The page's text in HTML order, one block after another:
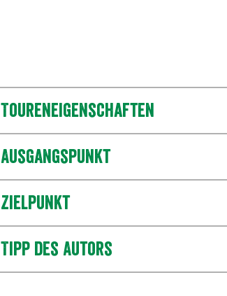
Toureneigenschaften
Ausgangspunkt
Zielpunkt
Tipp des Autors